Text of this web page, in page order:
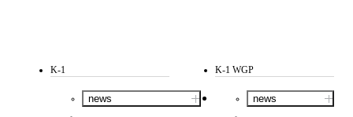
K-1
news
K-1 WGP
news